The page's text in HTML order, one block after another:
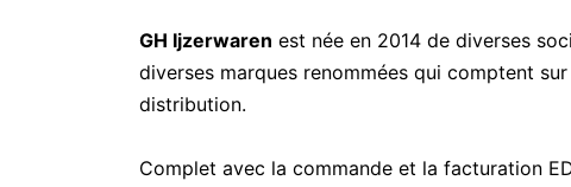
GH Ijzerwaren est née en 2014 de diverses
diverses marques renommées qui comptent
distribution.
Complet avec la commande et la facturation